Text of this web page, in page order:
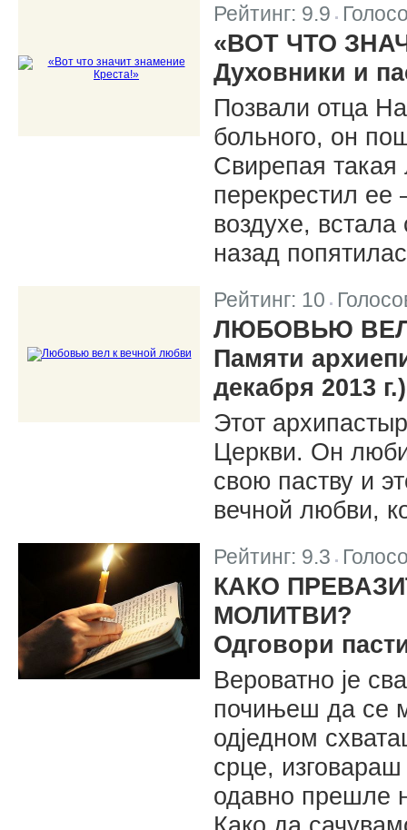
Рейтинг: 9.9 |
«ВОТ ЧТО
Духовники и
Позвали отца
больного, он
Свирепая
перекрестил ее
воздухе,
назад
Рейтинг: 10 |
ЛЮБОВЬЮ
Памяти
декабря 2013 г.)
Этот
Церкви. Он
свою паству и
вечной любви,
Рейтинг: 9.3 |
КАКО
МОЛИТВИ?
Одговори
Вероватно je
почињеш да се
одједном
срце,
одавно прешле